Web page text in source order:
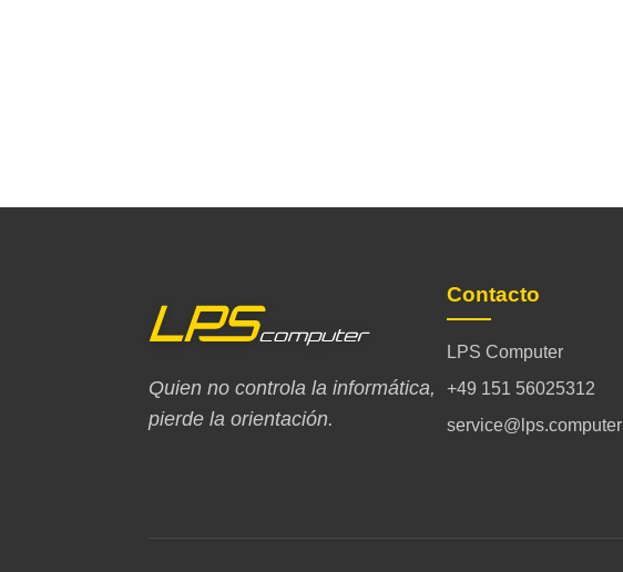
Quien no controla la informática,
pierde la orientación.
Contacto
LPS Computer
+49 151 56025312
service@lps.computer